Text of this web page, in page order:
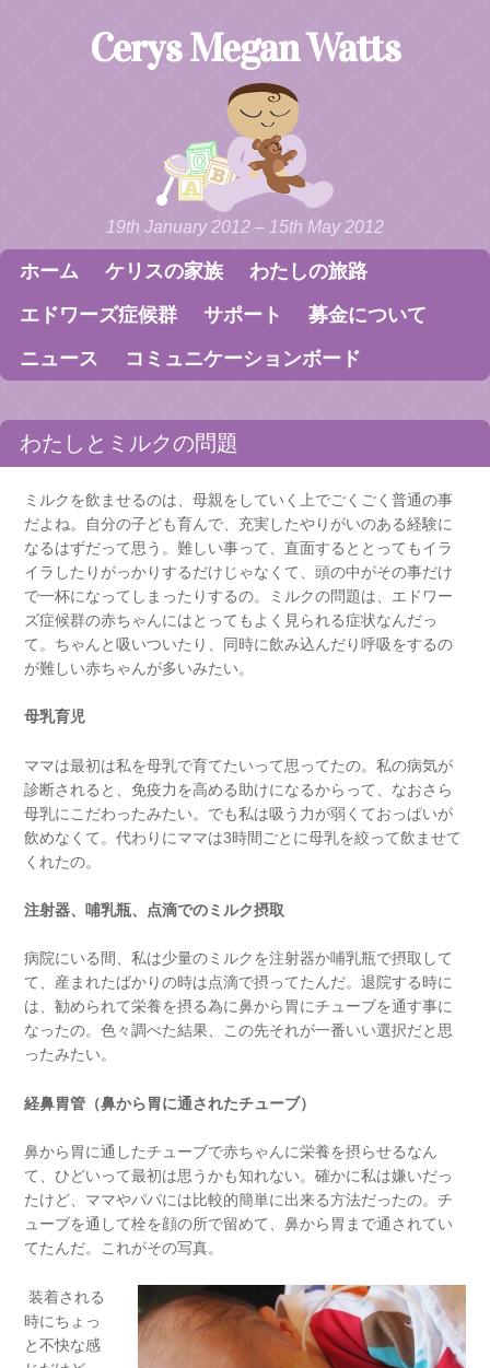
Cerys Megan Watts
19th January 2012 – 15th May 2012
Menu
Skip to content
ホーム ケリスの家族
わたしの旅路
エドワーズ症候群
サポート
募金について
ニュース
コミュニケーションボード
わたしとミルクの問題
ミルクを飲ませるのは、母親をしていく上でごくごく普通の事
だよね。自分の子ども育んで、充実したやりがいのある経験に
なるはずだって思う。難しい事って、直面するととってもイラ
イラしたりがっかりするだけじゃなくて、頭の中がその事だけ
で一杯になってしまったりするの。ミルクの問題は、エドワー
ズ症候群の赤ちゃんにはとってもよく見られる症状なんだっ
て。ちゃんと吸いついたり、同時に飲み込んだり呼吸をするの
が難しい赤ちゃんが多いみたい。
母乳育児
ママは最初は私を母乳で育てたいって思ってたの。私の病気が
診断されると、免疫力を高める助けになるからって、なおさら
母乳にこだわったみたい。でも私は吸う力が弱くておっぱいが
飲めなくて。代わりにママは3時間ごとに母乳を絞って飲ませて
くれたの。
注射器、哺乳瓶、点滴でのミルク摂取
病院にいる間、私は少量のミルクを注射器か哺乳瓶で摂取して
て、産まれたばかりの時は点滴で摂ってたんだ。退院する時に
は、勧められて栄養を摂る為に鼻から胃にチューブを通す事に
なったの。色々調べた結果、この先それが一番いい選択だと思
ったみたい。
経鼻胃管（鼻から胃に通されたチューブ）
鼻から胃に通したチューブで赤ちゃんに栄養を摂らせるなん
て、ひどいって最初は思うかも知れない。確かに私は嫌いだっ
たけど、ママやパパには比較的簡単に出来る方法だったの。チ
ューブを通して栓を顔の所で留めて、鼻から胃まで通されてい
てたんだ。これがその写真。
装着される
時にちょっ
と不快な感